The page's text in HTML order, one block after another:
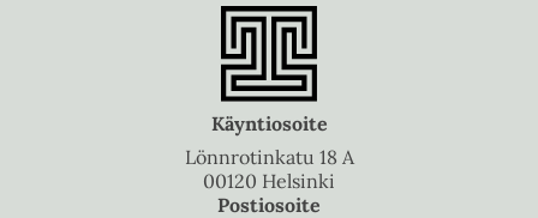
Käyntiosoite
Lönnrotinkatu 18 A
00120 Helsinki
Postiosoite